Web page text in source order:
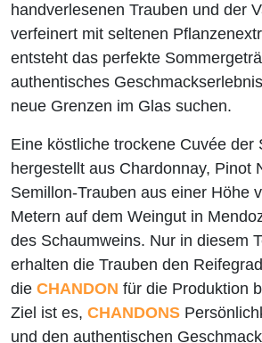
handverlesenen Trauben und der
verfeinert mit seltenen
entsteht das perfekte
authentisches
neue Grenzen im Glas suchen.
Eine köstliche trockene Cuvée der
hergestellt aus Chardonnay, Pinot
Semillon-Trauben aus einer Höhe
Metern auf dem Weingut in
des Schaumweins. Nur in diesem
erhalten die Trauben den
die CHANDON für die Produktion
Ziel ist es, CHANDONS
und den authentischen